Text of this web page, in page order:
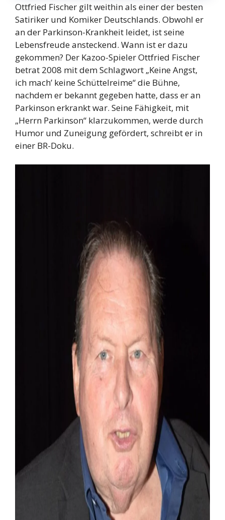
Ottfried Fischer gilt weithin als einer der besten
Satiriker und Komiker Deutschlands. Obwohl er
an der Parkinson-Krankheit leidet, ist seine
Lebensfreude ansteckend. Wann ist er dazu
gekommen? Der Kazoo-Spieler Ottfried Fischer
betrat 2008 mit dem Schlagwort „Keine Angst,
ich mach’ keine Schüttelreime“ die Bühne,
nachdem er bekannt gegeben hatte, dass er an
Parkinson erkrankt war. Seine Fähigkeit, mit
„Herrn Parkinson“ klarzukommen, werde durch
Humor und Zuneigung gefördert, schreibt er in
einer BR-Doku.